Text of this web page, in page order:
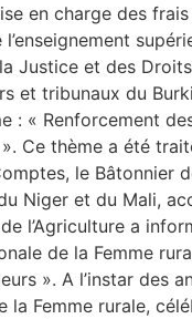
en charge des
l’enseignement
Justice et des
et tribunaux du
: « Renforcement
Ce thème a été
le Bâtonnier
Niger et du Mali,
l’Agriculture a
de la Femme
». A l’instar des
Femme rurale,